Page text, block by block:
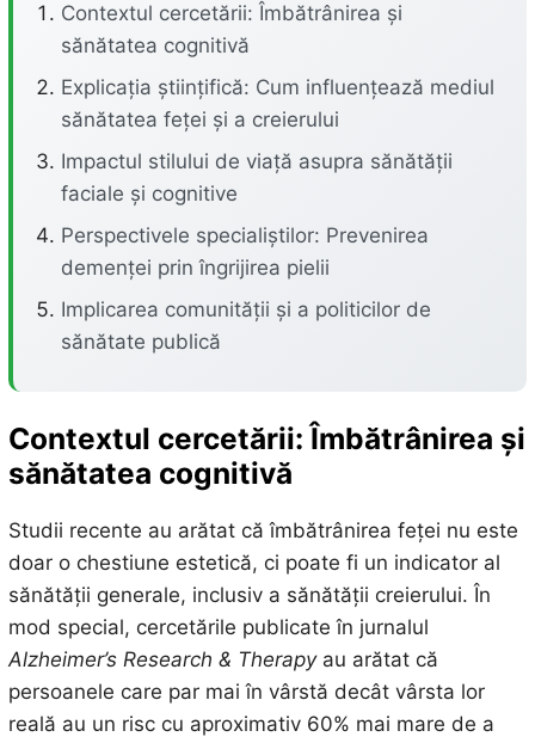
Contextul cercetării: Îmbătrânirea și
sănătatea cognitivă
Explicația științifică: Cum influențează mediul
sănătatea feței și a creierului
Impactul stilului de viață asupra sănătății
faciale și cognitive
Perspectivele specialiștilor: Prevenirea
demenței prin îngrijirea pielii
Implicarea comunității și a politicilor de
sănătate publică
Contextul cercetării: Îmbătrânirea și
sănătatea cognitivă
Studii recente au arătat că îmbătrânirea feței nu este
doar o chestiune estetică, ci poate fi un indicator al
sănătății generale, inclusiv a sănătății creierului. În
mod special, cercetările publicate în jurnalul
Alzheimer’s Research & Therapyau arătat că
persoanele care par mai în vârstă decât vârsta lor
reală au un risc cu aproximativ 60% mai mare de a